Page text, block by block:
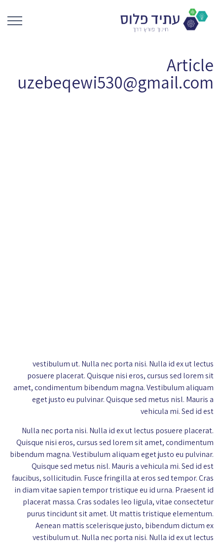
Article
uzebeqewi530@gmail.com
vestibulum ut. Nulla nec porta nisi. Nulla id ex ut lectus
posuere placerat. Quisque nisi eros, cursus sed lorem sit
amet, condimentum bibendum magna. Vestibulum aliquam
eget justo eu pulvinar. Quisque sed metus nisl. Mauris a
vehicula mi. Sed id est
Nulla nec porta nisi. Nulla id ex ut lectus posuere placerat.
Quisque nisi eros, cursus sed lorem sit amet, condimentum
bibendum magna. Vestibulum aliquam eget justo eu pulvinar.
Quisque sed metus nisl. Mauris a vehicula mi. Sed id est
faucibus, sollicitudin. Fusce fringilla at eros sed tempor. Cras
in diam vitae sapien tempor tristique eu id urna. Praesent id
placerat massa. Cras sodales leo ligula, vitae consectetur
purus tincidunt sit amet. Ut mattis tristique elementum.
Aenean mattis scelerisque justo, bibendum dictum ex
vestibulum ut. Nulla nec porta nisi. Nulla id ex ut lectus